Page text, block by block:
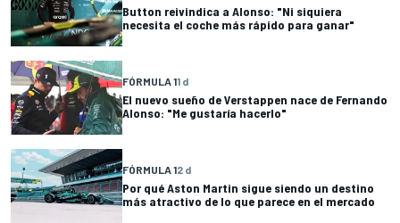
Button reivindica a Alonso: "Ni siquiera
necesita el coche más rápido para ganar"
FÓRMULA 11 d
El nuevo sueño de Verstappen nace de Fernando
Alonso: "Me gustaría hacerlo"
FÓRMULA 12 d
Por qué Aston Martin sigue siendo un destino
más atractivo de lo que parece en el mercado